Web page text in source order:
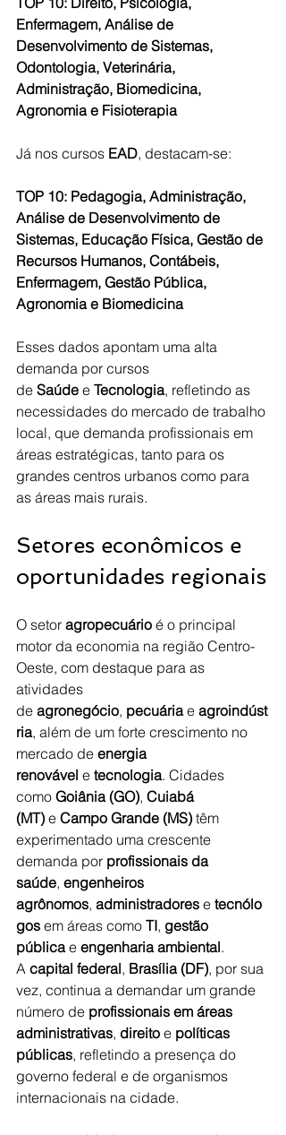
Enfermagem, Análise de
Desenvolvimento de Sistemas,
Odontologia, Veterinária,
Administração, Biomedicina,
Agronomia e Fisioterapia
Já nos cursos EAD, destacam-se:
TOP 10: Pedagogia, Administração,
Análise de Desenvolvimento de
Sistemas, Educação Física, Gestão de
Recursos Humanos, Contábeis,
Enfermagem, Gestão Pública,
Agronomia e Biomedicina
Esses dados apontam uma alta
demanda por cursos
de Saúde e Tecnologia, refletindo as
necessidades do mercado de trabalho
local, que demanda profissionais em
áreas estratégicas, tanto para os
grandes centros urbanos como para
as áreas mais rurais.
Setores econômicos e
oportunidades regionais
O setor agropecuário é o principal
motor da economia na região Centro-
Oeste, com destaque para as
atividades
de agronegócio, pecuária e agroindúst
ria, além de um forte crescimento no
mercado de energia
renovável e tecnologia. Cidades
como Goiânia (GO), Cuiabá
(MT) e Campo Grande (MS) têm
experimentado uma crescente
demanda por profissionais da
saúde, engenheiros
agrônomos, administradores e tecnólo
gos em áreas como TI, gestão
pública e engenharia ambiental.
A capital federal, Brasília (DF), por sua
vez, continua a demandar um grande
número de profissionais em áreas
administrativas, direito e políticas
públicas, refletindo a presença do
governo federal e de organismos
internacionais na cidade.